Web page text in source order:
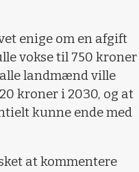
enige om en afgift
vokse til 750 kroner
landmænd ville
kroner i 2030, og at
kunne ende med
at kommentere